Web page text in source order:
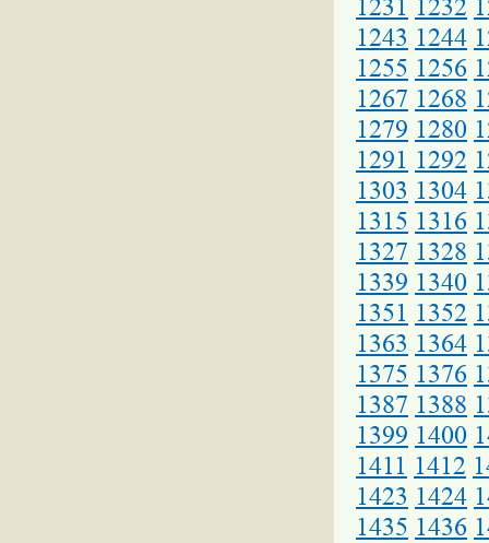
1231 1232
1243 1244
1255 1256
1267 1268
1279 1280
1291 1292
1303 1304
1315 1316
1327 1328
1339 1340
1351 1352
1363 1364
1375 1376
1387 1388
1399 1400
1411 1412
1423 1424
1435 1436